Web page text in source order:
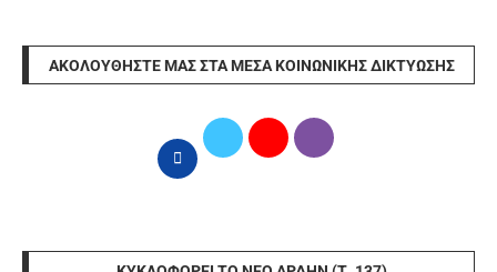
ΑΚΟΛΟΥΘΉΣΤΕ ΜΑΣ ΣΤΑ ΜΈΣΑ ΚΟΙΝΩΝΙΚΉΣ ΔΙΚΤΎΩΣΗΣ